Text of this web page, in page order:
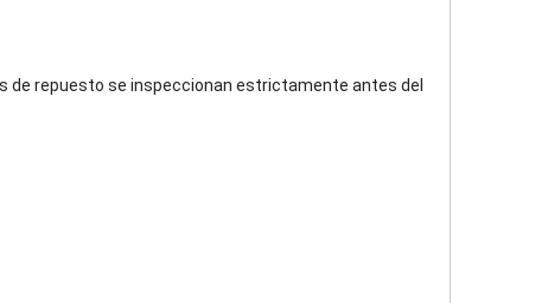
de repuesto se inspeccionan estrictamente antes del